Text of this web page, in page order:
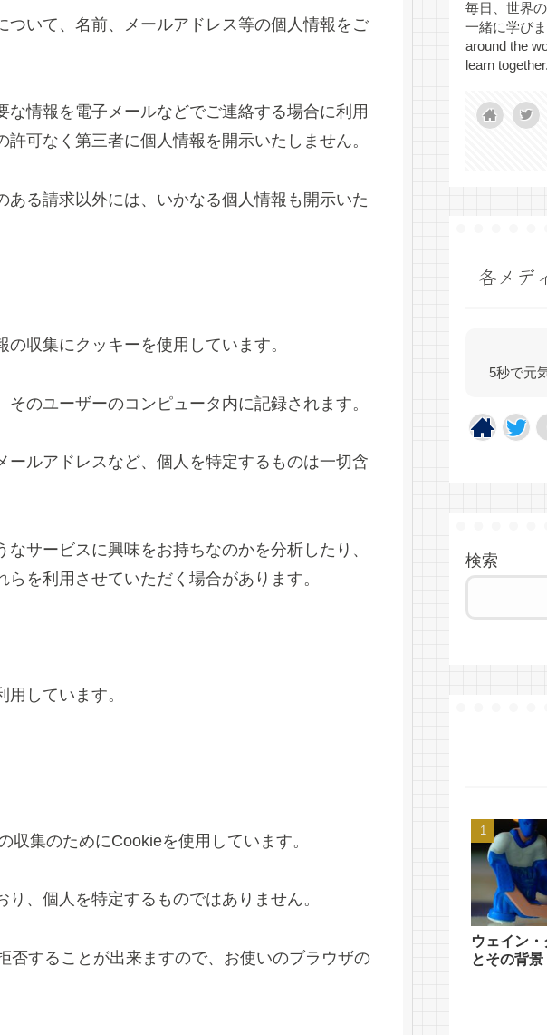
いて、名前、メールアドレス等の個人情報をご
情報を電子メールなどでご連絡する場合に利用
可なく第三者に個人情報を開示いたしません。
る請求以外には、いかなる個人情報も開示いた
収集にクッキーを使用しています。
のユーザーのコンピュータ内に記録されます。
ルアドレスなど、個人を特定するものは一切含
サービスに興味をお持ちなのかを分析したり、
を利用させていただく場合があります。
しています。
集のためにCookieを使用しています。
、個人を特定するものではありません。
否することが出来ますので、お使いのブラウザの
毎日、世界
一緒に学び
around the
learn together.
各メデ
5秒で元
検索
ウェイン
とその背